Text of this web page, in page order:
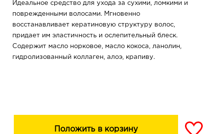
Идеальное средство для ухода за сухими, ломкими и
поврежденными волосами. Мгновенно
восстанавливает кератиновую структуру волос,
придает им эластичность и ослепительный блеск.
Содержит масло норковое, масло кокоса, ланолин,
гидролизованный коллаген, алоэ, крапиву.
Положить в корзину